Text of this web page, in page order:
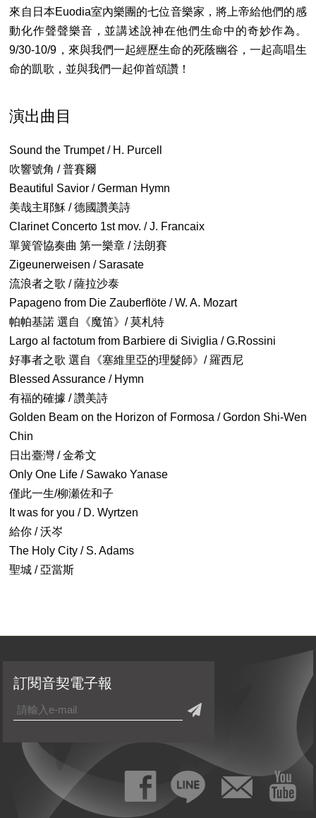
來自日本Euodia室內樂團的七位音樂家，將上帝給他們的感
動化作聲聲樂音，並講述說神在他們生命中的奇妙作為。
9/30-10/9，來與我們一起經歷生命的死蔭幽谷，一起高唱生
命的凱歌，並與我們一起仰首頌讚！
演出曲目
Sound the Trumpet / H. Purcell
吹響號角 / 普賽爾
Beautiful Savior / German Hymn
美哉主耶穌 / 德國讚美詩
Clarinet Concerto 1st mov. / J. Francaix
單簧管協奏曲 第一樂章 / 法朗賽
Zigeunerweisen / Sarasate
流浪者之歌 / 薩拉沙泰
Papageno from Die Zauberflöte / W. A. Mozart
帕帕基諾 選自《魔笛》/ 莫札特
Largo al factotum from Barbiere di Siviglia / G.Rossini
好事者之歌 選自《塞維里亞的理髮師》/ 羅西尼
Blessed Assurance / Hymn
有福的確據 / 讚美詩
Golden Beam on the Horizon of Formosa / Gordon Shi-Wen
Chin
日出臺灣 / 金希文
Only One Life / Sawako Yanase
僅此一生/柳瀬佐和子
It was for you / D. Wyrtzen
給你 / 沃岑
The Holy City / S. Adams
聖城 / 亞當斯
訂閱音契電子報